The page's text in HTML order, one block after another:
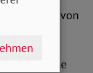
teilweise von
Person
die
welche